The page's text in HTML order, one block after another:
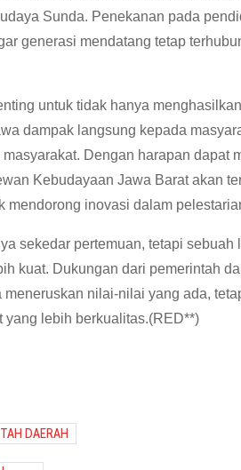
Sunda. Penekanan pada
generasi mendatang tetap
untuk tidak hanya
dampak langsung kepada
Dengan harapan dapat
Kebudayaan Jawa Barat akan
mendorong inovasi dalam
sekedar pertemuan, tetapi sebuah
kuat. Dukungan dari pemerintah
nilai-nilai yang ada,
yang lebih berkualitas.(RED**)
DAERAH